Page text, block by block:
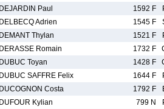
DEJARDIN Paul 1592 F
DELBECQ Adrien 1545 F
DEMANT Thylan 1521 F
DERASSE Romain 1732 F
DUBUC Toyan 1428 F
DUBUC SAFFRE Felix 1644 F
DUCOGNON Costa 1792 F
DUFOUR Kylian 799 N